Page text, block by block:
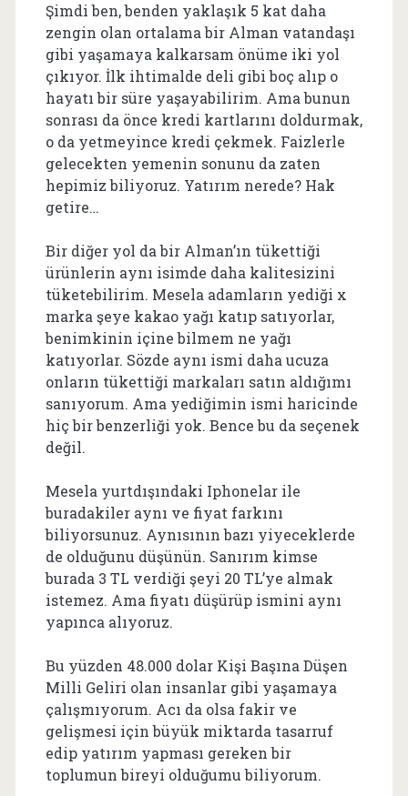
Şimdi ben, benden yaklaşık 5 kat daha
zengin olan ortalama bir Alman vatandaşı
gibi yaşamaya kalkarsam önüme iki yol
çıkıyor. İlk ihtimalde deli gibi boç alıp o
hayatı bir süre yaşayabilirim. Ama bunun
sonrası da önce kredi kartlarını doldurmak,
o da yetmeyince kredi çekmek. Faizlerle
gelecekten yemenin sonunu da zaten
hepimiz biliyoruz. Yatırım nerede? Hak
getire…
Bir diğer yol da bir Alman’ın tükettiği
ürünlerin aynı isimde daha kalitesizini
tüketebilirim. Mesela adamların yediği x
marka şeye kakao yağı katıp satıyorlar,
benimkinin içine bilmem ne yağı
katıyorlar. Sözde aynı ismi daha ucuza
onların tükettiği markaları satın aldığımı
sanıyorum. Ama yediğimin ismi haricinde
hiç bir benzerliği yok. Bence bu da seçenek
değil.
Mesela yurtdışındaki Iphonelar ile
buradakiler aynı ve fiyat farkını
biliyorsunuz. Aynısının bazı yiyeceklerde
de olduğunu düşünün. Sanırım kimse
burada 3 TL verdiği şeyi 20 TL’ye almak
istemez. Ama fiyatı düşürüp ismini aynı
yapınca alıyoruz.
Bu yüzden 48.000 dolar Kişi Başına Düşen
Milli Geliri olan insanlar gibi yaşamaya
çalışmıyorum. Acı da olsa fakir ve
gelişmesi için büyük miktarda tasarruf
edip yatırım yapması gereken bir
toplumun bireyi olduğumu biliyorum.